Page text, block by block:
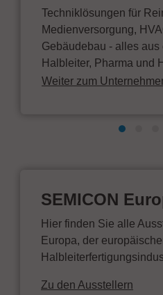
Techniklösungen für
Medienversorgung,
Gebäudebau - alles aus
Halbleiter, Pharma und
Weiter zum
SEMICON
Hier finden Sie alle
Europa, der
Zu den Ausstellern